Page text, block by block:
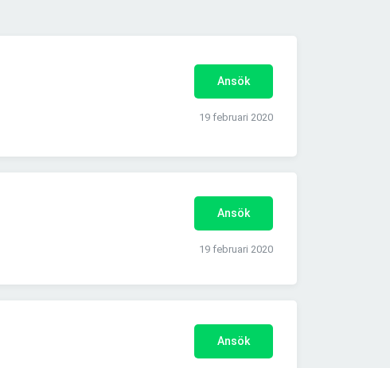
Ansök
19 februari 2020
Ansök
19 februari 2020
Ansök